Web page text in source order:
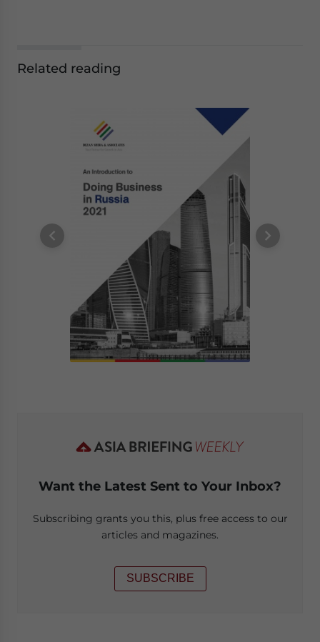
Related reading
Want the Latest Sent to Your Inbox?
Subscribing grants you this, plus free access to our
articles and magazines.
SUBSCRIBE